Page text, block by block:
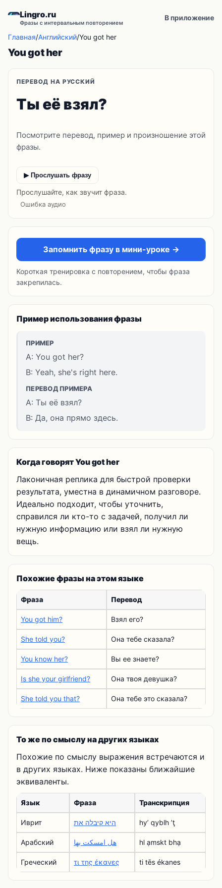
Lingro.ru
Фразы с интервальным повторением
В приложение
Главная/Английский/You got her
You got her
ПЕРЕВОД НА РУССКИЙ
Ты её взял?
Посмотрите перевод, пример и произношение этой
фразы.
▶ Прослушать фразу
Прослушайте, как звучит фраза.
Ошибка аудио
Запомнить фразу в мини-уроке →
Короткая тренировка с повторением, чтобы фраза
закрепилась.
Пример использования фразы
ПРИМЕР
A: You got her?
B: Yeah, she's right here.
ПЕРЕВОД ПРИМЕРА
A: Ты её взял?
B: Да, она прямо здесь.
Когда говорят You got her
Лаконичная реплика для быстрой проверки
результата, уместна в динамичном разговоре.
Идеально подходит, чтобы уточнить,
справился ли кто-то с задачей, получил ли
нужную информацию или взял ли нужную
вещь.
Похожие фразы на этом языке
Фраза Перевод
You got him? Взял его?
She told you? Она тебе сказала?
You know her? Вы ее знаете?
Is she your girlfriend? Она твоя девушка?
She told you that? Она тебе это сказала?
То же по смыслу на других языках
Похожие по смыслу выражения встречаются и
в других языках. Ниже показаны ближайшие
эквиваленты.
Язык Фраза Транскрипция
Иврит היא קיבלה את hyʼ qyblh ʼţ
Арабский هل امسكت بها hl ạmskt bhạ
Греческий τι της έκανες ti tēs ékanes